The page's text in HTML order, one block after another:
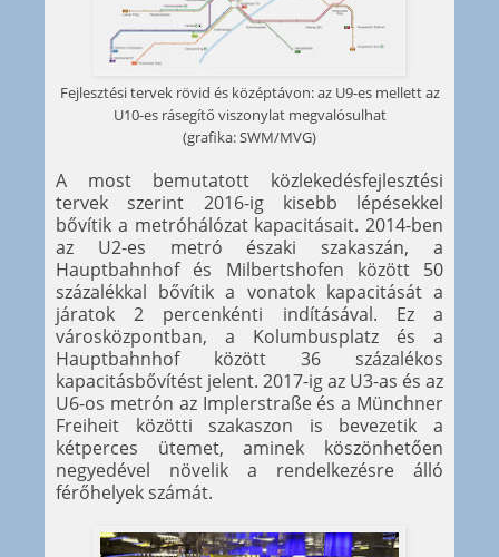
Fejlesztési tervek rövid és középtávon: az U9-es mellett az
U10-es rásegítő viszonylat megvalósulhat
(grafika: SWM/MVG)
A most bemutatott közlekedésfejlesztési
tervek szerint 2016-ig kisebb lépésekkel
bővítik a metróhálózat kapacitásait. 2014-ben
az U2-es metró északi szakaszán, a
Hauptbahnhof és Milbertshofen között 50
százalékkal bővítik a vonatok kapacitását a
járatok 2 percenkénti indításával. Ez a
városközpontban, a Kolumbusplatz és a
Hauptbahnhof között 36 százalékos
kapacitásbővítést jelent. 2017-ig az U3-as és az
U6-os metrón az Implerstraße és a Münchner
Freiheit közötti szakaszon is bevezetik a
kétperces ütemet, aminek köszönhetően
negyedével növelik a rendelkezésre álló
férőhelyek számát.